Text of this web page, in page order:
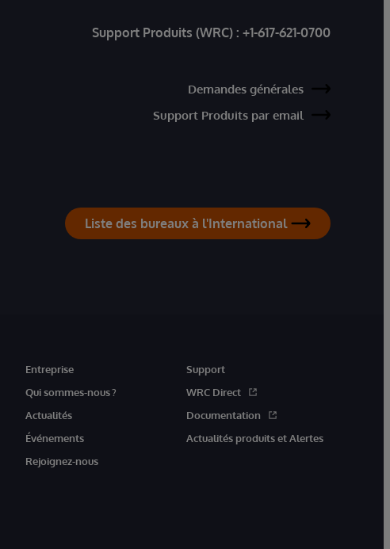
Support Produits (WRC) : +1-617-621-0700
Demandes générales
Support Produits par email
Liste des bureaux à l'International
Entreprise
Qui sommes-nous ?
Actualités
Événements
Rejoignez-nous
Support
WRC Direct
Documentation
Actualités produits et Alertes